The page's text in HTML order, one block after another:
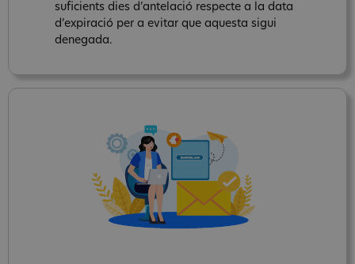
suficients dies d’antelació respecte a la data
d’expiració per a evitar que aquesta sigui
denegada.